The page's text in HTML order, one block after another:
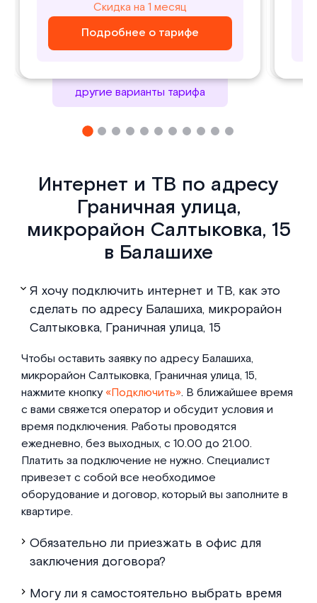
Скидка на 1 месяц
Подробнее о тарифе
Скидка на 1 месяц
Подробнее о тарифе
₽/ месяц
Подробнее о тарифе
₽/ месяц
Подробнее о тарифе
другие варианты тарифа
Интернет и ТВ по адресу
Граничная улица,
микрорайон Салтыковка, 15
в Балашихе
Я хочу подключить интернет и ТВ, как это
сделать по адресу Балашиха, микрорайон
Салтыковка, Граничная улица, 15
Чтобы оставить заявку по адресу Балашиха,
микрорайон Салтыковка, Граничная улица, 15,
нажмите кнопку«Подключить». В ближайшее время
с вами свяжется оператор и обсудит условия и
время подключения. Работы проводятся
ежедневно, без выходных, с 10.00 до 21.00.
Платить за подключение не нужно. Специалист
привезет с собой все необходимое
оборудование и договор, который вы заполните в
квартире.
Обязательно ли приезжать в офис для
заключения договора?
Могу ли я самостоятельно выбрать время